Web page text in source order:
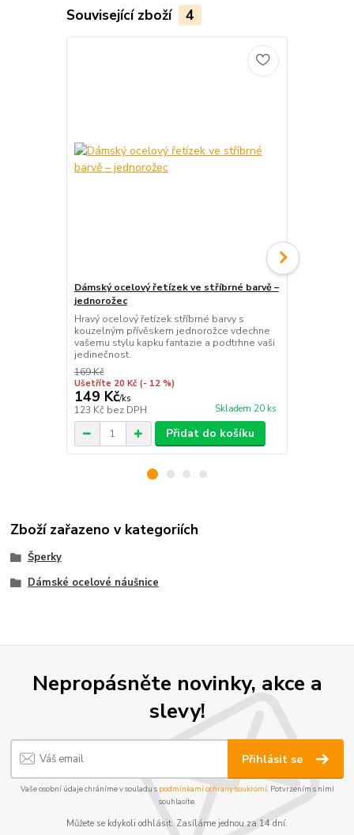
Související zboží 4
Dámský ocelový řetízek ve stříbrné barvě –
jednorožec
Hravý ocelový řetízek stříbrné barvy s
kouzelným přívěskem jednorožce vdechne
vašemu stylu kapku fantazie a podtrhne vaši
jedinečnost.
169 Kč
Ušetříte 20 Kč (- 12 %)
149 Kč/ks
123 Kč bez DPH Skladem 20 ks
Přidat do košíku
Zboží zařazeno v kategoriích
Šperky
Dámské ocelové náušnice
Nepropásněte novinky, akce a
slevy!
Přihlásit se
Vaše osobní údaje chráníme v souladu s podmínkami ochrany soukromí. Potvrzením s nimi
souhlasíte.
Můžete se kdykoli odhlásit. Zasíláme jednou za 14 dní.